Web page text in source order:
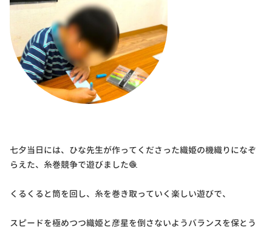
七夕当日には、ひな先生が作ってくださった織姫の機織りになぞ
らえた、糸巻競争で遊びました🧶
くるくると筒を回し、糸を巻き取っていく楽しい遊びで、
スピードを極めつつ織姫と彦星を倒さないようバランスを保とう